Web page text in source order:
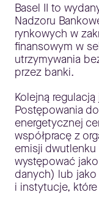
Basel II to
Nadzoru
rynkowych w
finansowym w
utrzymywania
przez banki.
Kolejną
Postępowania
energetycznej
współpracę z
emisji
występować
danych) lub
i instytucje,